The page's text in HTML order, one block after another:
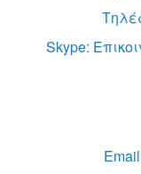
Skype: